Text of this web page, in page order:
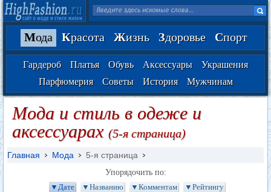
Мода Красота Жизнь Здоровье Спорт
Гардероб Платья Обувь Аксессуары
Украшения
Парфюмерия
Советы История Мужчинам
Мода и стиль в одеже и
аксессуарах (5-я страница)
Главная Мода 5-я страница
Упорядочить по:
▼Дате
▼Названию ▼Комментам ▼Рейтингу